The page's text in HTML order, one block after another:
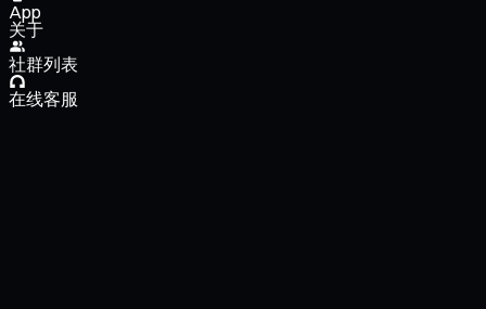
App
关于
社群列表
在线客服